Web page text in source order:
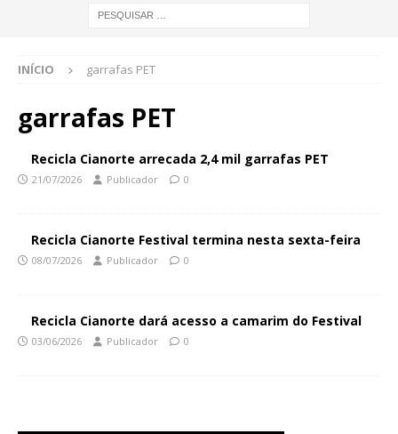
INÍCIO garrafas PET
garrafas PET
Recicla Cianorte arrecada 2,4 mil garrafas PET
21/07/2026 Publicador 0
Recicla Cianorte Festival termina nesta sexta-feira
08/07/2026 Publicador 0
Recicla Cianorte dará acesso a camarim do Festival
03/06/2026 Publicador 0